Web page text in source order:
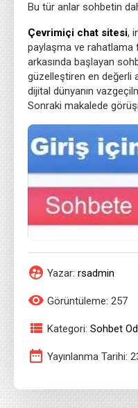
Bu tür anlar sohbetin
Çevrimiçi chat sitesi,
paylaşma ve rahatlama
arkasında başlayan
güzelleştiren en değerli
dijital dünyanın
Sonraki makalede
Yazar: rsadmin
Görüntüleme: 257
Kategori: Sohbet
Yayınlanma Tarihi: